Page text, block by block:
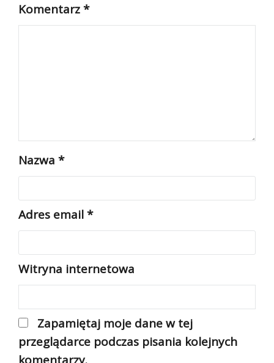
Komentarz*
Nazwa *
Adres email*
Witryna internetowa
Zapamiętaj moje dane w tej
przeglądarce podczas pisania kolejnych